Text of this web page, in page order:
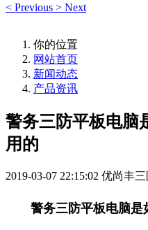
< Previous > Next
你的位置
网站首页
新闻动态
产品资讯
警务三防平板电脑
用的
2019-03-07 22:15:02 优尚丰
警务三防平板电脑